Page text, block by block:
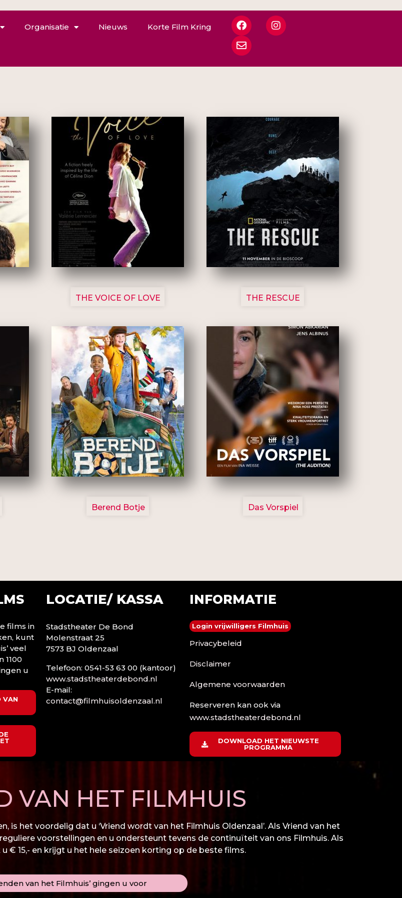
Organisatie Nieuws Korte Film Kring
3135
THE VOICE OF LOVE
3148
THE RESCUE
2799
Berend Botje
2777
Das Vorspiel
films in
kunt
veel
1100
u
VAN
VAN HET FILMHUIS
het voordelig dat u ‘Vriend wordt van het Filmhuis Oldenzaal’. Als Vriend van het
voorstellingen en u ondersteunt tevens de continuïteit van ons Filmhuis. Als
€ 15,- en krijgt u het hele seizoen korting op de beste films.
van het Filmhuis’ gingen u voor
LOCATIE/ KASSA
Stadstheater De Bond
Molenstraat 25
7573 BJ Oldenzaal
Telefoon: 0541-53 63 00 (kantoor)
www.stadstheaterdebond.nl
E-mail:
contact@filmhuisoldenzaal.nl
INFORMATIE
Login vrijwilligers Filmhuis
Privacybeleid
Disclaimer
Algemene voorwaarden
Reserveren kan ook via
www.stadstheaterdebond.nl
DOWNLOAD HET NIEUWSTE
PROGRAMMA